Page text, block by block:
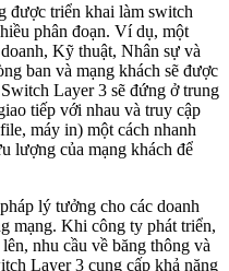
được triển khai làm switch
phân đoạn. Ví dụ, một
Kỹ thuật, Nhân sự và
ban và mạng khách sẽ được
Layer 3 sẽ đứng ở trung
tiếp với nhau và truy cập
máy in) một cách nhanh
lượng của mạng khách để
lý tưởng cho các doanh
mạng. Khi công ty phát triển,
nhu cầu về băng thông và
Layer 3 cung cấp khả năng